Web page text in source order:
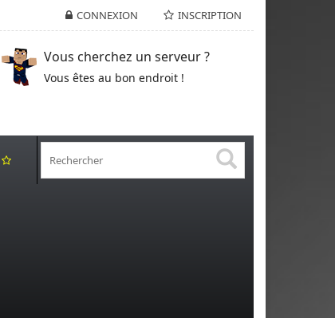
CONNEXION INSCRIPTION
Vous cherchez un serveur ?
Vous êtes au bon endroit !